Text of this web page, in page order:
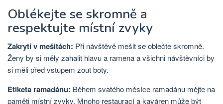
Oblékejte se skromně a
respektujte místní zvyky
Zakrytí v mešitách: Při návštěvě mešit se oblečte skromně.
Ženy by si měly zahalit hlavu a ramena a všichni návštěvníci by
si měli před vstupem zout boty.
Etiketa ramadánu: Během svatého měsíce ramadánu mějte na
paměti místní zvyky. Mnoho restaurací a kaváren může být